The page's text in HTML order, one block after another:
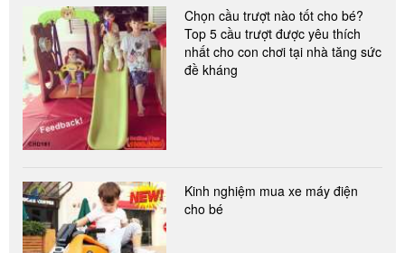
Chọn cầu trượt nào tốt cho bé?
Top 5 cầu trượt được yêu thích
nhất cho con chơi tại nhà tăng sức
đề kháng
Kinh nghiệm mua xe máy điện
cho bé